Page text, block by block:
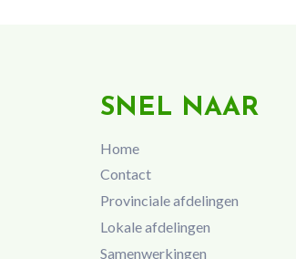
SNEL NAAR
Home
Contact
Provinciale afdelingen
Lokale afdelingen
Samenwerkingen